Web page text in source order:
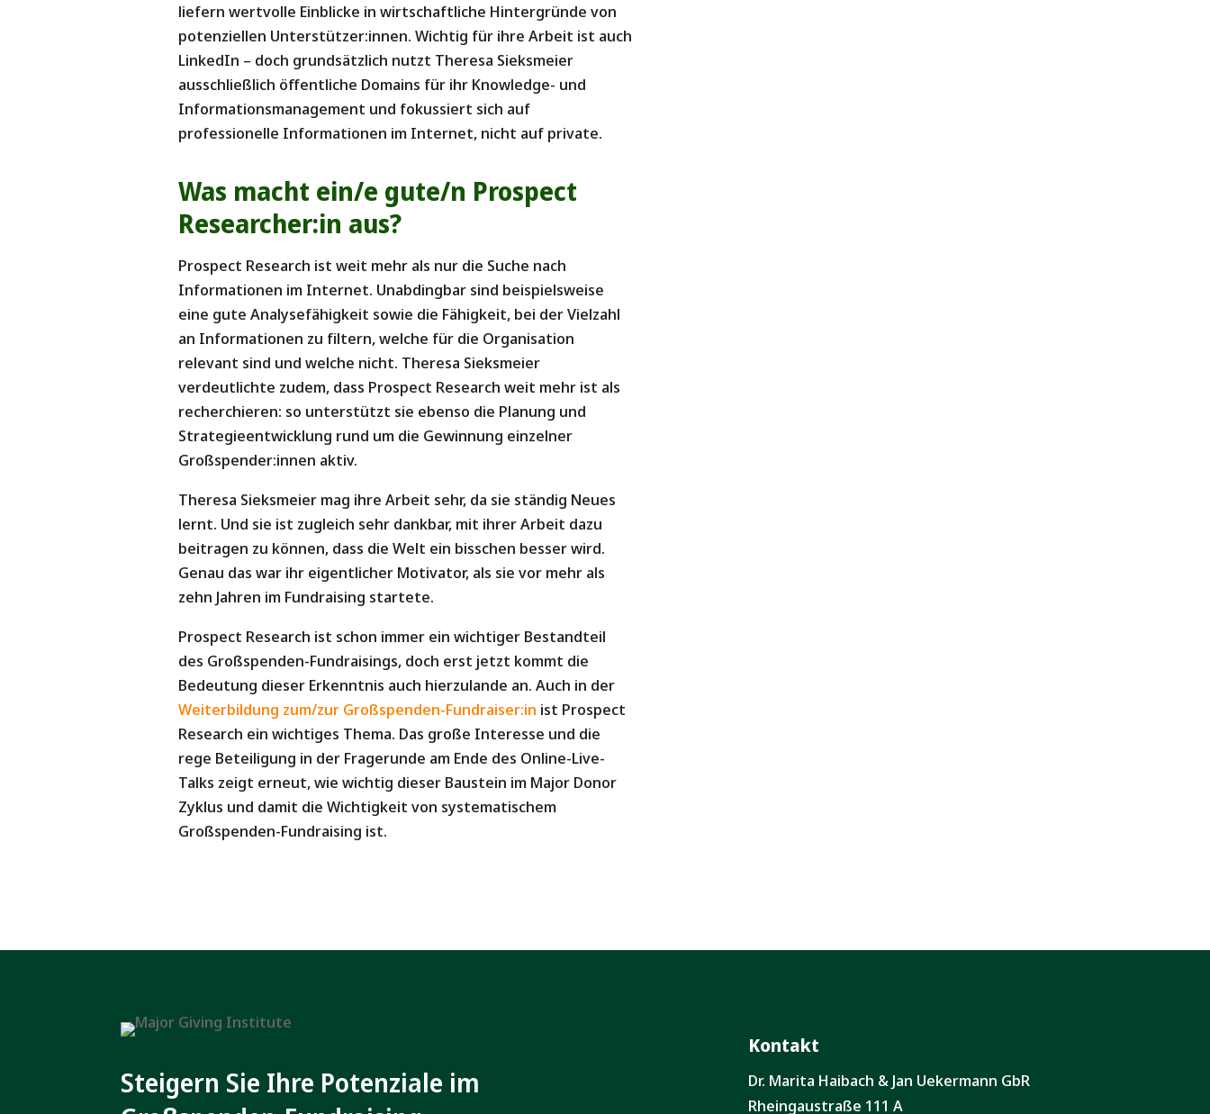
liefern wertvolle Einblicke in wirtschaftliche Hintergründe von
potenziellen Unterstützer:innen. Wichtig für ihre Arbeit ist auch
LinkedIn – doch grundsätzlich nutzt Theresa Sieksmeier
ausschließlich öffentliche Domains für ihr Knowledge- und
Informationsmanagement und fokussiert sich auf
professionelle Informationen im Internet, nicht auf private.
Was macht ein/e gute/n Prospect
Researcher:in aus?
Prospect Research ist weit mehr als nur die Suche nach
Informationen im Internet. Unabdingbar sind beispielsweise
eine gute Analysefähigkeit sowie die Fähigkeit, bei der Vielzahl
an Informationen zu filtern, welche für die Organisation
relevant sind und welche nicht. Theresa Sieksmeier
verdeutlichte zudem, dass Prospect Research weit mehr ist als
recherchieren: so unterstützt sie ebenso die Planung und
Strategieentwicklung rund um die Gewinnung einzelner
Großspender:innen aktiv.
Theresa Sieksmeier mag ihre Arbeit sehr, da sie ständig Neues
lernt. Und sie ist zugleich sehr dankbar, mit ihrer Arbeit dazu
beitragen zu können, dass die Welt ein bisschen besser wird.
Genau das war ihr eigentlicher Motivator, als sie vor mehr als
zehn Jahren im Fundraising startete.
Prospect Research ist schon immer ein wichtiger Bestandteil
des Großspenden-Fundraisings, doch erst jetzt kommt die
Bedeutung dieser Erkenntnis auch hierzulande an. Auch in der
Weiterbildung zum/zur Großspenden-Fundraiser:in ist Prospect
Research ein wichtiges Thema. Das große Interesse und die
rege Beteiligung in der Fragerunde am Ende des Online-Live-
Talks zeigt erneut, wie wichtig dieser Baustein im Major Donor
Zyklus und damit die Wichtigkeit von systematischem
Großspenden-Fundraising ist.
Steigern Sie Ihre Potenziale im
Kontakt
Dr. Marita Haibach & Jan Uekermann GbR
Rheingaustraße 111 A